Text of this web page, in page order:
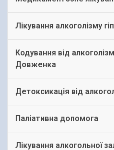
Лікування алкоголізму
Кодування від
Довженка
Детоксикація від
Паліативна допомога
Лікування алкогольної